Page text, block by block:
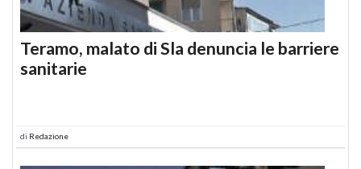
Teramo, malato di Sla denuncia le barriere
sanitarie
di Redazione